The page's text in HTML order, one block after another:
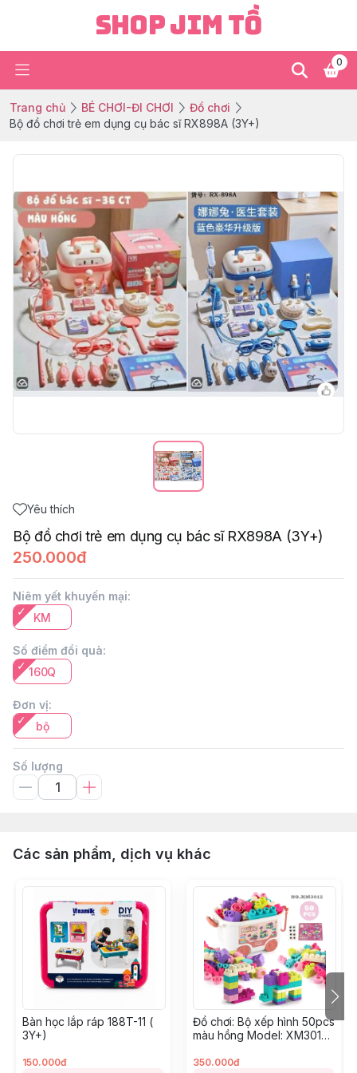
Shop Jim Tồ
0
Trang chủ BÉ CHƠI-ĐI CHƠI
Đồ chơi
Bộ đồ chơi trẻ em dụng cụ bác sĩ RX898A (3Y+)
Yêu thích
Bộ đồ chơi trẻ em dụng cụ bác sĩ RX898A (3Y+)
250.000đ
Niêm yết khuyến mại:
KM
Số điểm đổi quà:
160Q
Đơn vị:
bộ
Số lượng
Các sản phẩm, dịch vụ khác
Bàn học lắp ráp 188T-11 (
3Y+)
150.000đ
Đồ chơi: Bộ xếp hình 50pcs
màu hồng Model: XM3012
350.000đ